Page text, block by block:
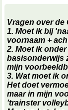
Vragen over de
1. Moet ik bij
voornaam +
2. Moet ik
basisonderwijs
mijn
3. Wat moet ik
Het doet
maar in mijn
'trainster